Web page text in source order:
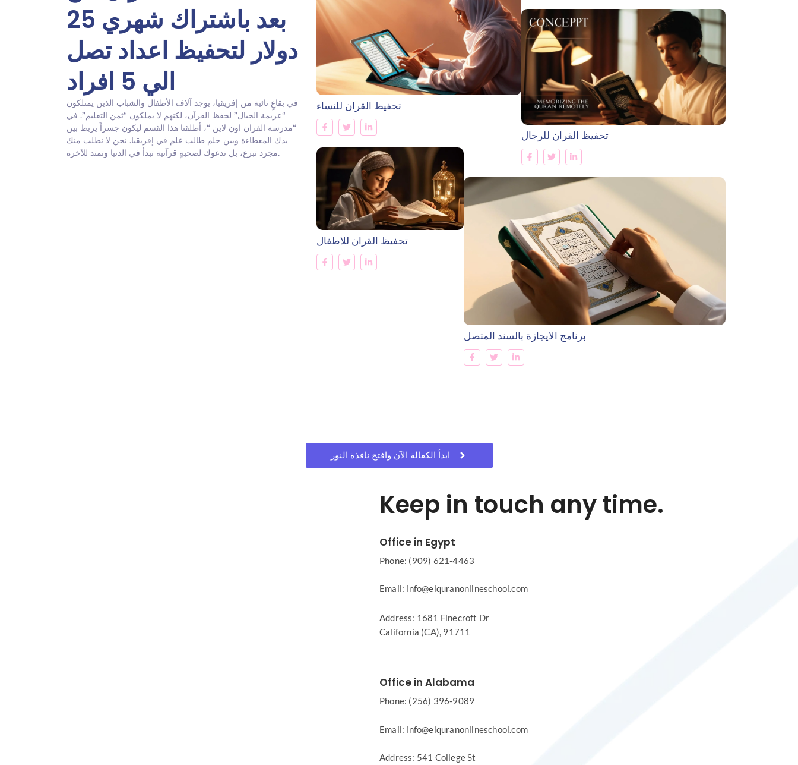
بعد باشتراك شهري 25
دولار لتحفيظ اعداد تصل
الي 5 افراد
في بقاعٍ نائية من إفريقيا، يوجد آلاف الأطفال والشباب الذين يمتلكون
“عزيمة الجبال” لحفظ القرآن، لكنهم لا يملكون “ثمن التعليم”. في
“مدرسة القران اون لاين “، أطلقنا هذا القسم ليكون جسراً يربط بين
يدك المعطاءة وبين حلم طالب علم في إفريقيا. نحن لا نطلب منك
مجرد تبرع، بل ندعوك لصحبةٍ قرآنية تبدأ في الدنيا وتمتد للآخرة.
تحفيظ القران للنساء
تحفيظ القران للرجال
تحفيظ القران للاطفال
برنامج الايجازة بالسند المتصل
ابدأ الكفالة الآن وافتح نافذة النور
Keep in touch any time.
Office in Egypt
Phone: (909) 621-4463
Email: info@elquranonlineschool.com
Address: 1681 Finecroft Dr
California (CA), 91711
Office in Alabama
Phone: (256) 396-9089
Email: info@elquranonlineschool.com
Address: 541 College St